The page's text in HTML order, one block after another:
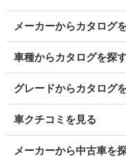
メーカーからカタログ
車種からカタログを探
グレードからカタログ
車クチコミを見る
メーカーから中古車を